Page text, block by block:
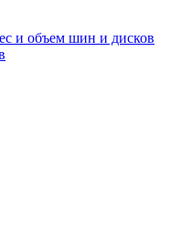
и объем шин и дисков